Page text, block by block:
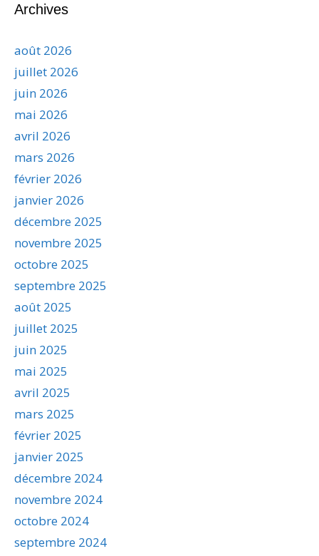
Archives
août 2026
juillet 2026
juin 2026
mai 2026
avril 2026
mars 2026
février 2026
janvier 2026
décembre 2025
novembre 2025
octobre 2025
septembre 2025
août 2025
juillet 2025
juin 2025
mai 2025
avril 2025
mars 2025
février 2025
janvier 2025
décembre 2024
novembre 2024
octobre 2024
septembre 2024